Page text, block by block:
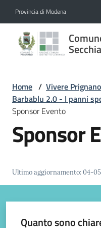
Provincia di Modena
Secchia
Comune
di
sulla
Secchia
Amministrazione
Novità
Vivere
Home / Vivere
Barbablu 2.0 - I panni
Sponsor Evento
Sponsor
Ultimo aggiornamento:04-
Quanto sono